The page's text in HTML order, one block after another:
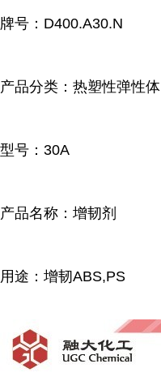
牌号： D400.A30.N
产品分类：热塑性弹性体
型号：30A
产品名称：增韧剂
用途：增韧ABS,PS